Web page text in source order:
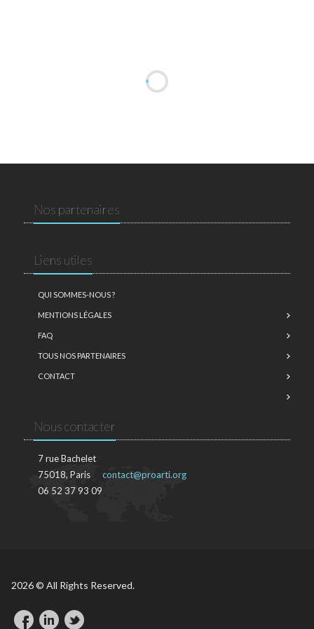
Nos partenaires
Liens utiles
QUI SOMMES-NOUS ?
MENTIONS LÉGALES
FAQ
TOUS NOS PARTENAIRES
CONTACT
Nous contacter
7 rue Bachelet
75018, Paris
06 52 37 93 09
contact@proarti.org
2026 © All Rights Reserved.